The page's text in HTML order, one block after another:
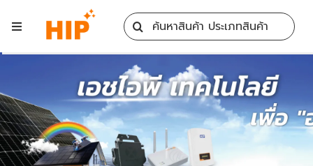
Toggle
Navigation
All Products
Training
Search
for: